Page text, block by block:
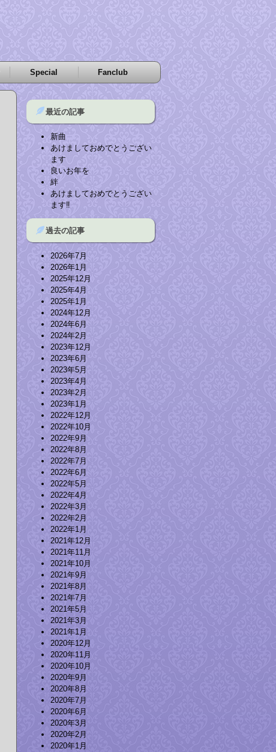
Special Fanclub
最近の記事
新曲
あけましておめでとうござい
ます
良いお年を
絆
あけましておめでとうござい
ます‼︎
過去の記事
2026年7月
2026年1月
2025年12月
2025年4月
2025年1月
2024年12月
2024年6月
2024年2月
2023年12月
2023年6月
2023年5月
2023年4月
2023年2月
2023年1月
2022年12月
2022年10月
2022年9月
2022年8月
2022年7月
2022年6月
2022年5月
2022年4月
2022年3月
2022年2月
2022年1月
2021年12月
2021年11月
2021年10月
2021年9月
2021年8月
2021年7月
2021年5月
2021年3月
2021年1月
2020年12月
2020年11月
2020年10月
2020年9月
2020年8月
2020年7月
2020年6月
2020年3月
2020年2月
2020年1月